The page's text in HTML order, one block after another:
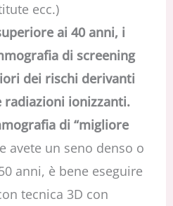
ecc.)
ai 40 anni, i
di screening
dei rischi derivanti
radiazioni ionizzanti.
di “migliore
avete un seno denso o
anni, è bene eseguire
tecnica 3D con